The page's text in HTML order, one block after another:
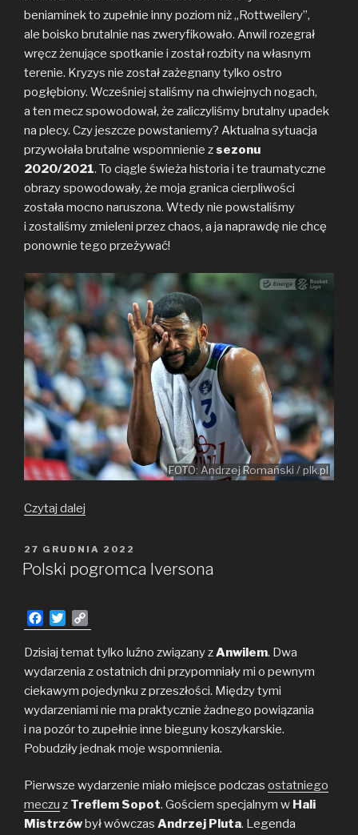
beniaminek to zupełnie inny poziom niż „Rottweilery”,
ale boisko brutalnie nas zweryfikowało. Anwil rozegrał
wręcz żenujące spotkanie i został rozbity na własnym
terenie. Kryzys nie został zażegnany tylko ostro
pogłębiony. Wcześniej staliśmy na chwiejnych nogach,
a ten mecz spowodował, że zaliczyliśmy brutalny upadek
na plecy. Czy jeszcze powstaniemy? Aktualna sytuacja
przywołała brutalne wspomnienie zsezonu
2020/2021. To ciągle świeża historia i te traumatyczne
obrazy spowodowały, że moja granica cierpliwości
została mocno naruszona. Wtedy nie powstaliśmy
i zostaliśmy zmieleni przez chaos, a ja naprawdę nie chcę
ponownie tego przeżywać!
FOTO: Andrzej Romański / plk.pl
Czytaj dalej
OPUBLIKOWANE
W
27 GRUDNIA 2022
Polski pogromca Iversona
a
c
e
o
o
k
w
i
t
e
r
o
p
y
i
n
k
Dzisiaj temat tylko luźno związany zAnwilem. Dwa
wydarzenia z ostatnich dni przypomniały mi o pewnym
ciekawym pojedynku z przeszłości. Między tymi
wydarzeniami nie ma praktycznie żadnego powiązania
i na pozór to zupełnie inne bieguny koszykarskie.
Pobudziły jednak moje wspomnienia.
Pierwsze wydarzenie miało miejsce podczas ostatniego
meczu z Treflem Sopot. Gościem specjalnym w Hali
Mistrzów był wówczas Andrzej Pluta. Legenda